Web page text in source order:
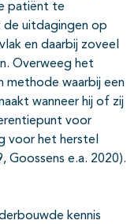
patiënt te
de uitdagingen op
en daarbij zoveel
Overweeg het
methode waarbij een
wanneer hij of zij
voor
voor het herstel
Goossens e.a. 2020).
kennis